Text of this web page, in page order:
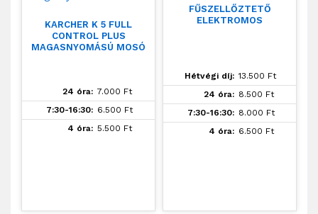
KARCHER K 5 FULL
CONTROL PLUS
MAGASNYOMÁSÚ MOSÓ
24 óra: 7.000 Ft
7:30-16:30: 6.500 Ft
4 óra: 5.500 Ft
FŰSZELLŐZTETŐ
ELEKTROMOS
Hétvégi díj: 13.500 Ft
24 óra: 8.500 Ft
7:30-16:30: 8.000 Ft
4 óra: 6.500 Ft